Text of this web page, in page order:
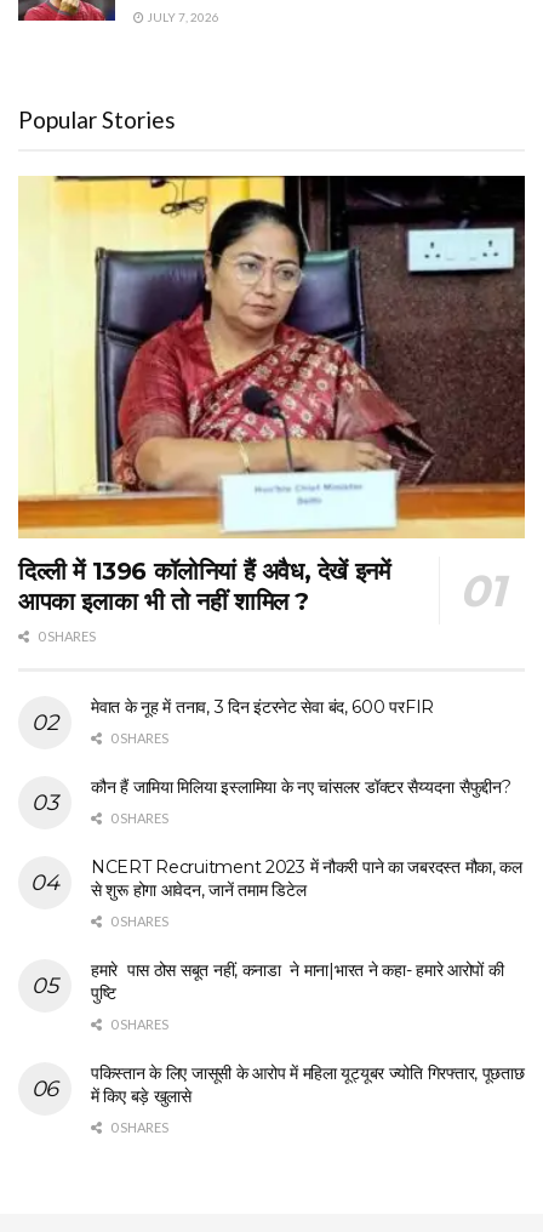
JULY 7, 2026
Popular Stories
दिल्ली में 1396 कॉलोनियां हैं अवैध, देखें इनमें
आपका इलाका भी तो नहीं शामिल ?
0 SHARES
मेवात के नूह में तनाव, 3 दिन इंटरनेट सेवा बंद, 600 परFIR
0 SHARES
कौन हैं जामिया मिलिया इस्लामिया के नए चांसलर डॉक्टर सैय्यदना सैफुद्दीन?
0 SHARES
NCERT Recruitment 2023 में नौकरी पाने का जबरदस्त मौका, कल
से शुरू होगा आवेदन, जानें तमाम डिटेल
0 SHARES
हमारे पास ठोस सबूत नहीं, कनाडा ने माना|भारत ने कहा- हमारे आरोपों की
पुष्टि
0 SHARES
पकिस्तान के लिए जासूसी के आरोप में महिला यूट्यूबर ज्योति गिरफ्तार, पूछताछ
में किए बड़े खुलासे
0 SHARES